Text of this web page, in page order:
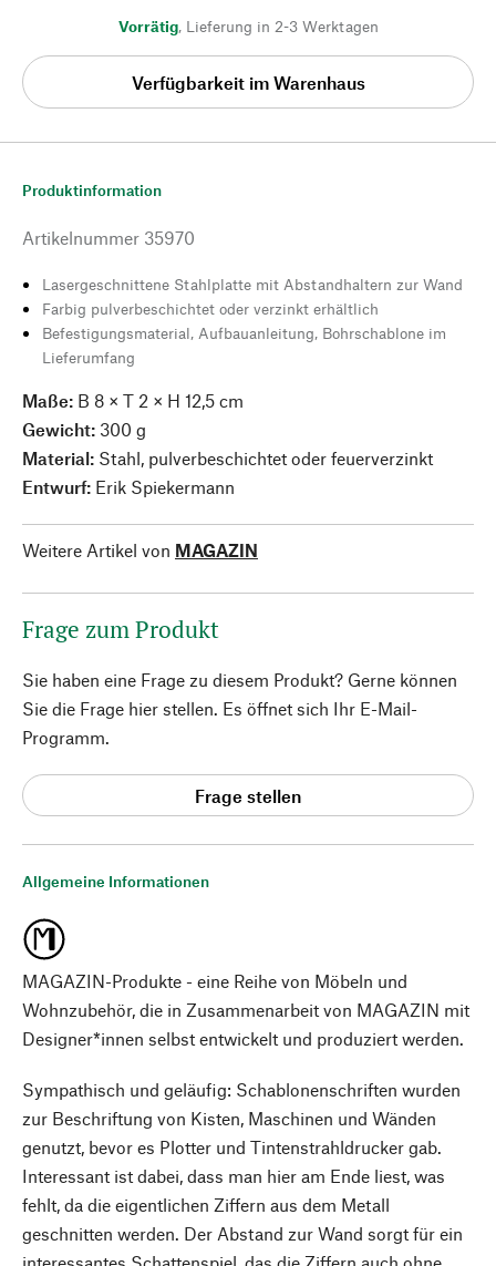
Vorrätig, Lieferung in 2-3 Werktagen
Verfügbarkeit im Warenhaus
Allgemeine Informationen
MAGAZIN-Produkte - eine Reihe von Möbeln und
Wohnzubehör, die in Zusammenarbeit von MAGAZIN mit
Designer*innen selbst entwickelt und produziert werden.
Sympathisch und geläufig: Schablonenschriften wurden
zur Beschriftung von Kisten, Maschinen und Wänden
genutzt, bevor es Plotter und Tintenstrahldrucker gab.
Interessant ist dabei, dass man hier am Ende liest, was
fehlt, da die eigentlichen Ziffern aus dem Metall
geschnitten werden. Der Abstand zur Wand sorgt für ein
Produktinformation
Artikelnummer 35970
Lasergeschnittene Stahlplatte mit Abstandhaltern zur Wand
Farbig pulverbeschichtet oder verzinkt erhältlich
Befestigungsmaterial, Aufbauanleitung, Bohrschablone im
Lieferumfang
Maße: B 8 × T 2 × H 12,5 cm
Gewicht: 300 g
Material: Stahl, pulverbeschichtet oder feuerverzinkt
Entwurf: Erik Spiekermann
Weitere Artikel von MAGAZIN
Frage zum Produkt
Sie haben eine Frage zu diesem Produkt? Gerne können
Sie die Frage hier stellen. Es öffnet sich Ihr E-Mail-
Programm.
Frage stellen